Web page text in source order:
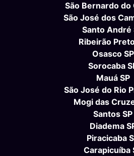
São Bernardo do
São José dos
Santo André
Ribeirão
Osasco SP
Sorocaba
Mauá SP
São José do Rio
Mogi das
Santos SP
Diadema
Piracicaba
Carapicuíba